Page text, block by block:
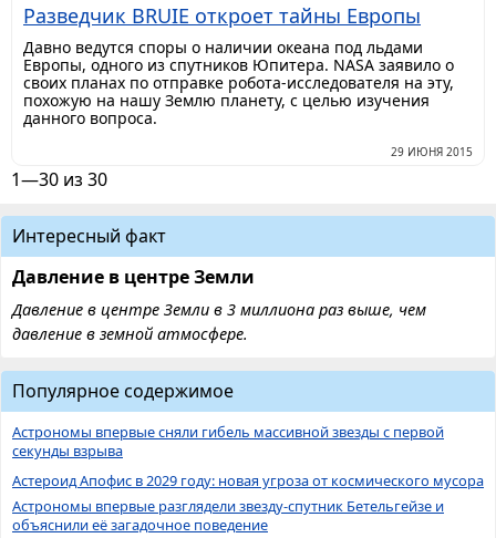
Разведчик BRUIE откроет тайны Европы
Давно ведутся споры о наличии океана под льдами
Европы, одного из спутников Юпитера. NASA заявило о
своих планах по отправке робота-исследователя на эту,
похожую на нашу Землю планету, с целью изучения
данного вопроса.
29 ИЮНЯ 2015
1—30 из 30
Интересный факт
Давление в центре Земли
Давление в центре Земли в 3 миллиона раз выше, чем
давление в земной атмосфере.
Популярное содержимое
Астрономы впервые сняли гибель массивной звезды с первой
секунды взрыва
Астероид Апофис в 2029 году: новая угроза от космического мусора
Астрономы впервые разглядели звезду-спутник Бетельгейзе и
объяснили её загадочное поведение